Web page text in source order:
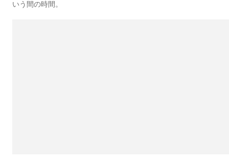
いう間の時間。